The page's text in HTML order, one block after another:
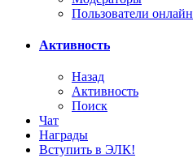
Пользователи онлайн
Активность
Назад
Активность
Поиск
Чат
Награды
Вступить в ЭЛК!